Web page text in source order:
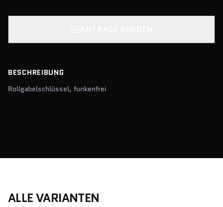
BESCHREIBUNG
Rollgabelschlüssel, funkenfrei
ALLE VARIANTEN